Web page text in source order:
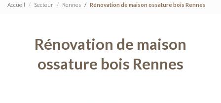
Accueil Secteur Rennes Rénovation de maison ossature bois Rennes
Rénovation de maison
ossature bois Rennes